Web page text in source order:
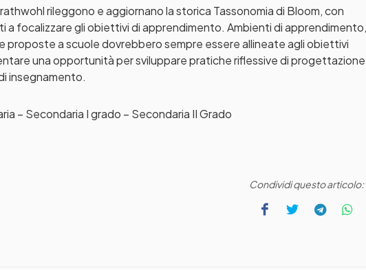
rileggono e aggiornano la storica Tassonomia di Bloom, con
a focalizzare gli obiettivi di apprendimento. Ambienti di apprendimento,
proposte a scuole dovrebbero sempre essere allineate agli obiettivi
una opportunità per sviluppare pratiche riflessive di progettazione
insegnamento.
– Secondaria I grado – Secondaria II Grado
Condividi questo articolo: